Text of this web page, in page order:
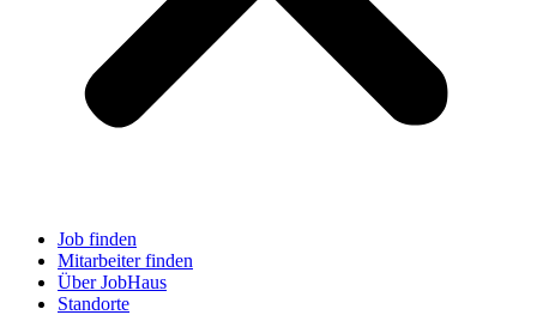
Job finden
Mitarbeiter finden
Über JobHaus
Standorte